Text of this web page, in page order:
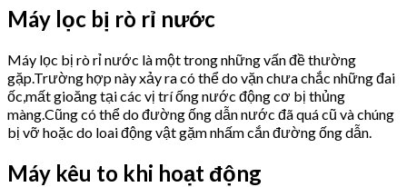
Máy lọc bị rò rỉ nước
Máy lọc bị rò rỉ nước là một trong những vấn đề thường
gặp.Trường hợp này xảy ra có thể do vặn chưa chắc những đai
ốc,mất gioăng tại các vị trí ống nước động cơ bị thủng
màng.Cũng có thể do đường ống dẫn nước đã quá cũ và chúng
bị vỡ hoặc do loai động vật gặm nhấm cắn đường ống dẫn.
Máy kêu to khi hoạt động